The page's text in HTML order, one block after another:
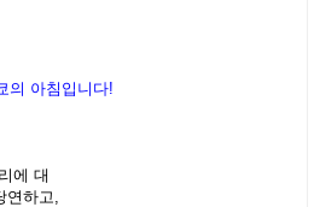
의 아침입니다!
에 대
하고,